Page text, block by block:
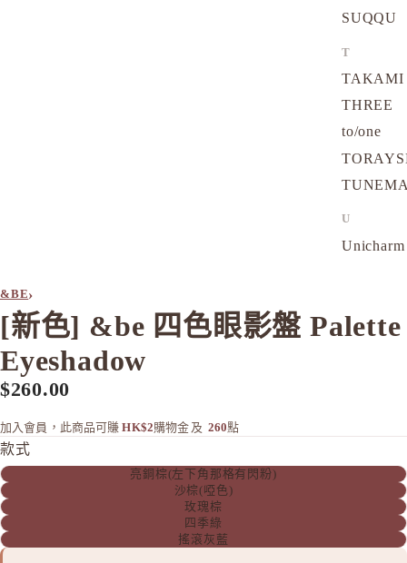
SUQQU
T
TAKAMI
THREE
to/one
U
&BE›
[新色] &be 四色眼影盤 Palette
Eyeshadow
$260.00
加入會員，此商品可賺 HK$2購物金 及 260點
款式
亮銅棕(左下角那格有閃粉)
沙棕(啞色)
玫瑰棕
四季綠
搖滾灰藍